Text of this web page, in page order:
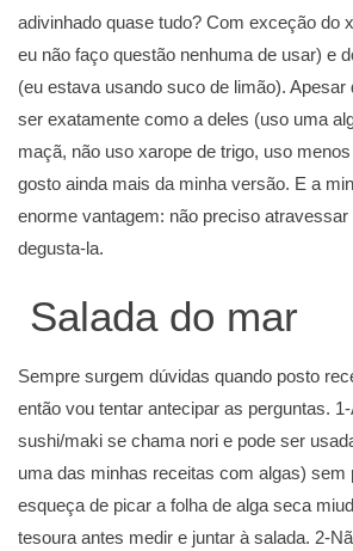
adivinhado quase tudo? Com exceção do
eu não faço questão nenhuma de usar) e
(eu estava usando suco de limão). Apesar
ser exatamente como a deles (uso uma
maçã, não uso xarope de trigo, uso
gosto ainda mais da minha versão. E a
enorme vantagem: não preciso atravessar
degusta-la.
Salada do mar
Sempre surgem dúvidas quando posto
então vou tentar antecipar as perguntas.
sushi/maki se chama nori e pode ser
uma das minhas receitas com algas) sem
esqueça de picar a folha de alga seca
tesoura antes medir e juntar à salada. 2-